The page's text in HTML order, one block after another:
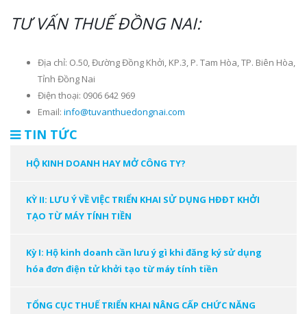
TƯ VẤN THUẾ ĐỒNG NAI:
Địa chỉ: O.50, Đường Đồng Khởi, KP.3, P. Tam Hòa, TP. Biên Hòa,
Tỉnh Đồng Nai
Điện thoại: 0906 642 969
Email: info@tuvanthuedongnai.com
TIN TỨC
HỘ KINH DOANH HAY MỞ CÔNG TY?
KỲ II: LƯU Ý VỀ VIỆC TRIỂN KHAI SỬ DỤNG HĐĐT KHỞI
TẠO TỪ MÁY TÍNH TIỀN
Kỳ I: Hộ kinh doanh cần lưu ý gì khi đăng ký sử dụng
hóa đơn điện tử khởi tạo từ máy tính tiền
TỔNG CỤC THUẾ TRIỂN KHAI NÂNG CẤP CHỨC NĂNG